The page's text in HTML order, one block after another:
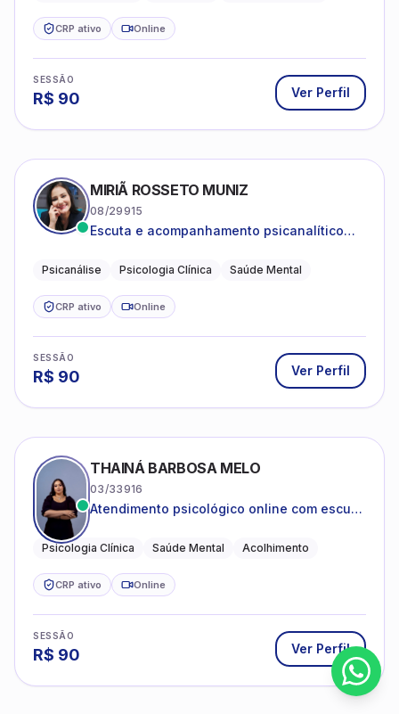
CRP ativo Online
SESSÃO
R$ 90 Ver Perfil
MIRIÃ ROSSETO MUNIZ
08/29915
Escuta e acompanhamento psicanalítico
Psicanálise Psicologia Clínica Saúde Mental
CRP ativo Online
SESSÃO
R$ 90 Ver Perfil
THAINÁ BARBOSA MELO
03/33916
Atendimento psicológico online com escuta
emocional
Psicologia Clínica Saúde Mental Acolhimento
CRP ativo Online
SESSÃO
R$ 90 Ver Perfil